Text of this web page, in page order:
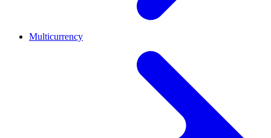
Multicurrency